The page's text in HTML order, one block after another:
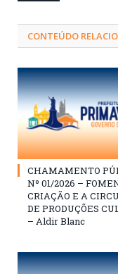
CONTEÚDO
CHAMAMENTO
Nº 01/2026 –
CRIAÇÃO E A
DE PRODUÇÕES
– Aldir Blanc